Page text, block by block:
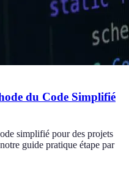
du Code Simplifié
simplifié pour des projets
guide pratique étape par